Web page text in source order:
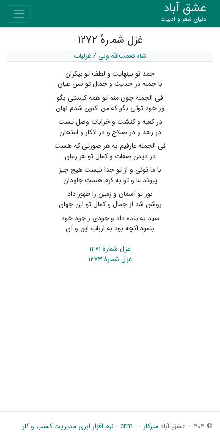
عشق آباد
دنیای شعر و ادبیات
غزل شمارهٔ ۱۲۷۲
شاه نعمت‌الله ولی/ غزلیات
حمد تو بینهایت و لطف تو بیکران
با جمله در حدیث و جمال تو بس عیان
فی الجمله چون منم تو همه کیستی بگو
ور خود توئی بگو که من اکنون شدم نهان
در کعبه و کنشت و خرابات وصل تست
در زهد و در صلاح و در انکار و امتحان
فی الجمله عارفیم به هر صورتی که هست
در دیدن صفات و کمال تو هر زمان
با ما توئی و از تو جدا نیست هیچ چیز
پیوند ما و تو به کرم هست جاودان
نور تو آسمان و زمین را ظهور داد
روشن شد از جمال و کمال تو این جهان
سید به بنده داد و جودی ز جود خود
بنمود آنچه بود به ارباب این و آن
غزل شمارهٔ ۱۲۷۱
غزل شمارهٔ ۱۲۷۳
© ۱۴۰۴ - عشق آباد میزکار - - crm - نرم افزار ابری مدیریت کسب و کار